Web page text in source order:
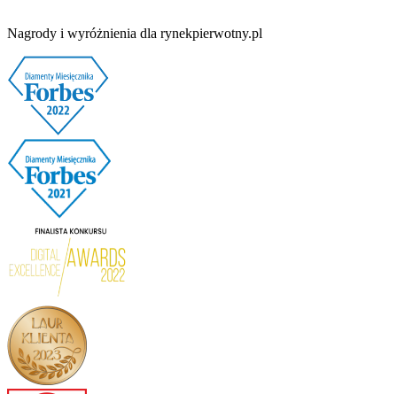
Nagrody i wyróżnienia dla rynekpierwotny.pl